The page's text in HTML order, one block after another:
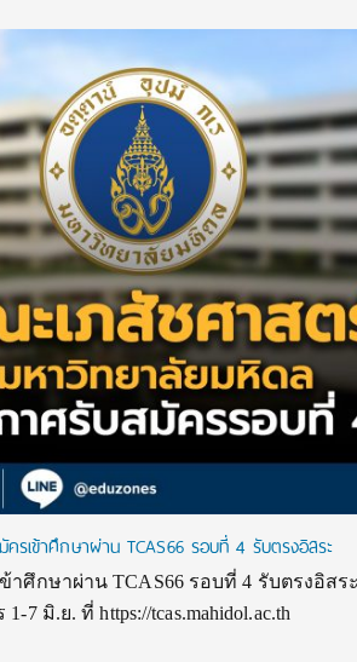
เข้าศึกษาผ่าน TCAS66 รอบที่ 4 รับตรงอิสระ
ศึกษาผ่าน TCAS66 รอบที่ 4 รับตรงอิส
มิ.ย. ที่ https://tcas.mahidol.ac.th